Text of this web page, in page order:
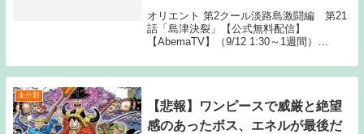
オリエント 第2クール淡路島激闘編 第21
話「島津決裂」【公式無料配信】
【AbemaTV】（9/12 1:30～1週間）
料配信】【U-NEXT】 【Hulu】
【AbemaTV】【TELA...
未分類
【悲報】ワンピースで威厳と絶望
感のあったボス、エネルが最後だ